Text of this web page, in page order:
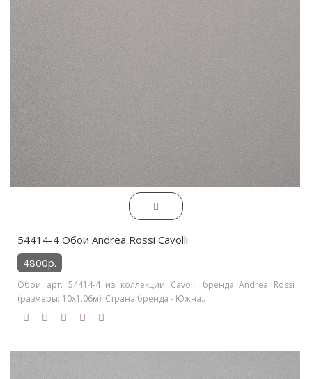
54414-4 Обои Andrea Rossi Cavolli
4800р.
Обои арт. 54414-4 из коллекции Cavolli бренда Andrea Rossi
(размеры: 10х1.06м). Страна бренда - Южна..